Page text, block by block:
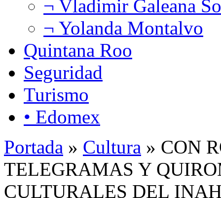
¬ Vladimir Galeana
¬ Yolanda Montalvo
Quintana Roo
Seguridad
Turismo
• Edomex
Portada » Cultura » CON
TELEGRAMAS Y
CULTURALES DEL